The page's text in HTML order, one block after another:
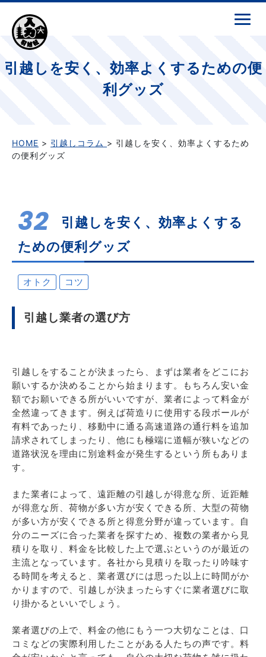
引越しを安く、効率よくするための便
利グッズ
HOME > 引越しコラム > 引越しを安く、効率よくするため
の便利グッズ
32
引越しを安く、効率よくする
ための便利グッズ
オトク コツ
引越し業者の選び方
引越しをすることが決まったら、まずは業者をどこにお
願いするか決めることから始まります。もちろん安い金
額でお願いできる所がいいですが、業者によって料金が
全然違ってきます。例えば荷造りに使用する段ボールが
有料であったり、移動中に通る高速道路の通行料を追加
請求されてしまったり、他にも極端に道幅が狭いなどの
道路状況を理由に別途料金が発生するという所もありま
す。
また業者によって、遠距離の引越しが得意な所、近距離
が得意な所、荷物が多い方が安くできる所、大型の荷物
が多い方が安くできる所と得意分野が違っています。自
分のニーズに合った業者を探すため、複数の業者から見
積りを取り、料金を比較した上で選ぶというのが最近の
主流となっています。各社から見積りを取ったり吟味す
る時間を考えると、業者選びには思った以上に時間がか
かりますので、引越しが決まったらすぐに業者選びに取
り掛かるといいでしょう。
業者選びの上で、料金の他にもう一つ大切なことは、口
コミなどの実際利用したことがある人たちの声です。料